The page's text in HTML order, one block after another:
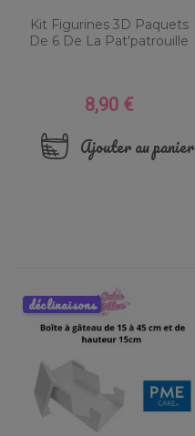
Kit Figurines 3D Paquets
De 6 De La Pat'patrouille
Prix
8,90 €
Ajouter au panier
déclinaisons